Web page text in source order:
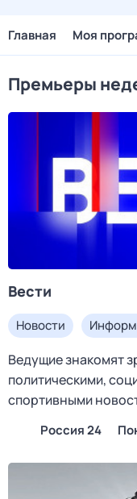
Главная Моя
Премьеры
Вести
Новости
Ведущие знакомят
политическими,
спортивными
Россия 24